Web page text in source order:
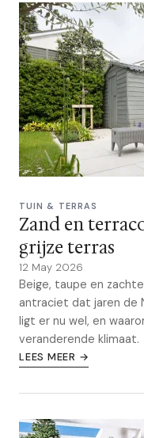
TUIN & TERRAS
Zand en
grijze terras
12 May 2026
Beige, taupe en
antraciet dat jaren de
ligt er nu wel, en
veranderende klimaat.
LEES MEER →